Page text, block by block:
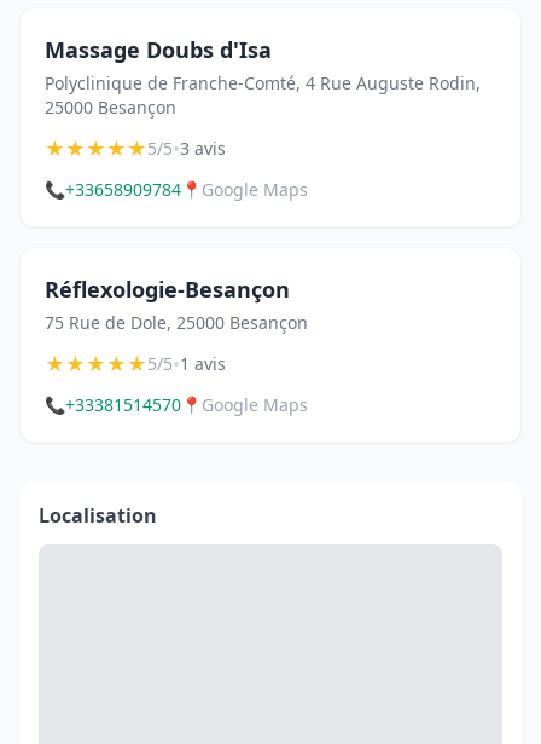
Massage Doubs d'Isa
Polyclinique de Franche-Comté, 4 Rue Auguste Rodin,
25000 Besançon
★★★★★5/5•3 avis
📞+33658909784 📍 Google Maps
Réflexologie-Besançon
75 Rue de Dole, 25000 Besançon
★★★★★5/5•1 avis
📞+33381514570 📍 Google Maps
Localisation